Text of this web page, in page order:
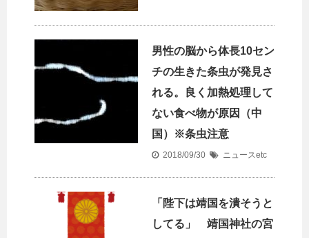
男性の脳から体長10セン
チの生きた条虫が発見さ
れる。良く加熱処理して
ない食べ物が原因（中
国）※条虫注意
2018/09/30 ニュースetc
「陛下は靖国を潰そうと
してる」 靖国神社の宮